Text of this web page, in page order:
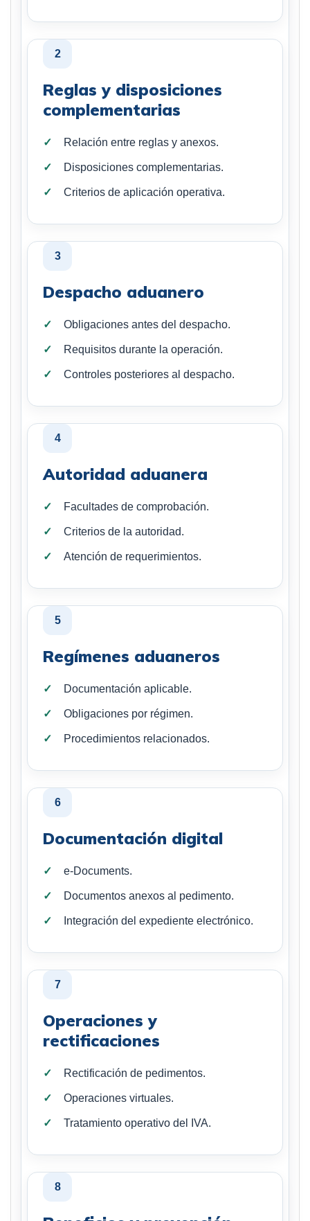
2
Reglas y disposiciones
complementarias
Relación entre reglas y anexos.
Disposiciones complementarias.
Criterios de aplicación operativa.
3
Despacho aduanero
Obligaciones antes del despacho.
Requisitos durante la operación.
Controles posteriores al despacho.
4
Autoridad aduanera
Facultades de comprobación.
Criterios de la autoridad.
Atención de requerimientos.
5
Regímenes aduaneros
Documentación aplicable.
Obligaciones por régimen.
Procedimientos relacionados.
6
Documentación digital
e-Documents.
Documentos anexos al pedimento.
Integración del expediente electrónico.
7
Operaciones y
rectificaciones
Rectificación de pedimentos.
Operaciones virtuales.
Tratamiento operativo del IVA.
8